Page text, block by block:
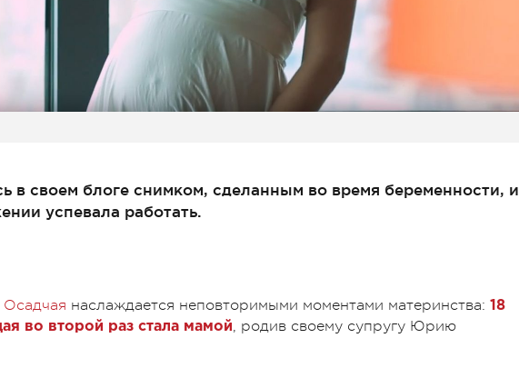
в своем блоге снимком, сделанным во время беременности, и
успевала работать.
Осадчая наслаждается неповторимыми моментами материнства: 18
во второй раз стала мамой, родив своему супругу Юрию